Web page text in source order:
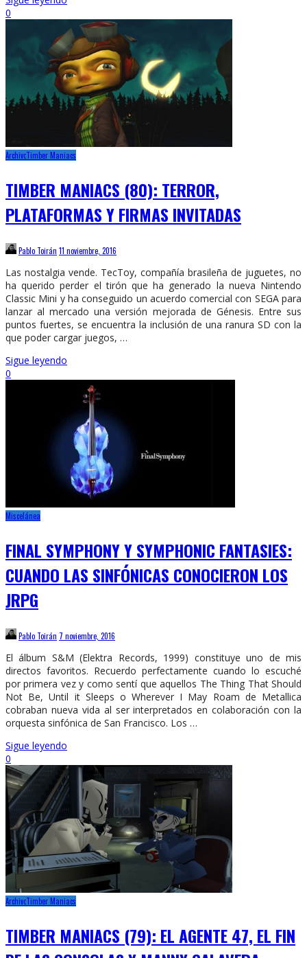
0
ArchivoTimber Maniacs
TIMBER MANIACS (80): TERROR,
PLATAFORMAS Y FIRMAS INVITADAS
Pablo Toirán 11 noviembre, 2016
Las nostalgia vende. TecToy, compañía brasileña de juguetes, no
ha querido perder el tirón que ha generado la nueva Nintendo
Classic Mini y ha conseguido un acuerdo comercial con SEGA para
lanzar al mercado una versión mejorada de Génesis. Entre sus
puntos fuertes, se encuentra la inclusión de una ranura SD con la
que poder cargar juegos, …
Sigue leyendo
0
Miscelánea
FINAL SYMPHONY Y SYMPHONIC FANTASIES:
CUANDO LAS SINFÓNICAS CONOCIERON LOS
JRPG
Pablo Toirán 7 noviembre, 2016
El álbum S&M (Elektra Records, 1999) constituye uno de mis
directos favoritos. Recuerdo perfectamente cuando lo escuché
por primera vez y como sentí que aquellos The Thing That Should
Not Be, Until it Sleeps o Wherever I May Roam de Metallica
cobraban nueva vida al ser interpretados en colaboración con la
orquesta sinfónica de San Francisco. Los …
Sigue leyendo
0
ArchivoTimber Maniacs
TIMBER MANIACS (79): EL AGENTE 47, EL FIN